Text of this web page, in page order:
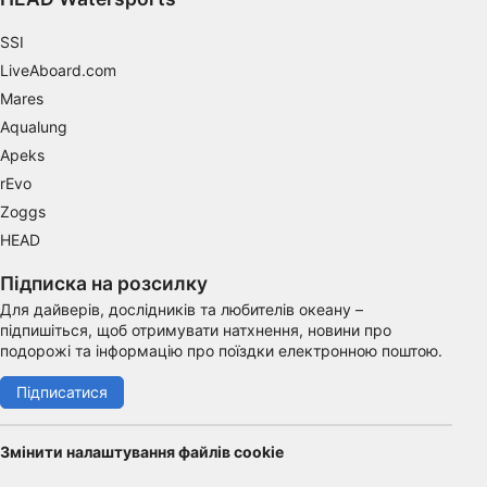
SSI
LiveAboard.com
Mares
Aqualung
Apeks
rEvo
Zoggs
HEAD
Підписка на розсилку
Для дайверів, дослідників та любителів океану –
підпишіться, щоб отримувати натхнення, новини про
подорожі та інформацію про поїздки електронною поштою.
Підписатися
Змінити налаштування файлів cookie
Functional